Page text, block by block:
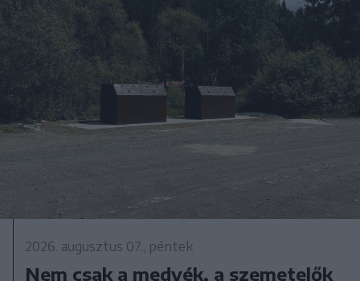
2026. augusztus 07., péntek
Nem csak a medvék, a szemetelők